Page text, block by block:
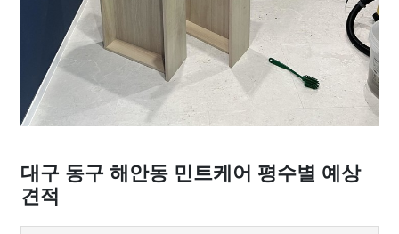
대구 동구 해안동 민트케어 평수별 예상
견적